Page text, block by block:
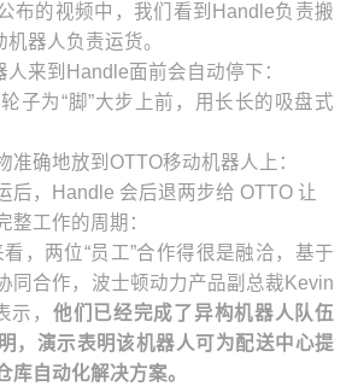
布的视频中，我们看到Handle负责搬
器人负责运货。
人来到Handle面前会自动停下：
子为“脚”大步上前，用长长的吸盘式
准确地放到OTTO移动机器人上：
后，Handle 会后退两步给 OTTO 让
整工作的周期：
两位“员工”合作得很是融洽，基于
同合作，波士顿动力产品副总裁Kevin
示， 他们已经完成了异构机器人队伍
，演示表明该机器人可为配送中心提
库自动化解决方案。